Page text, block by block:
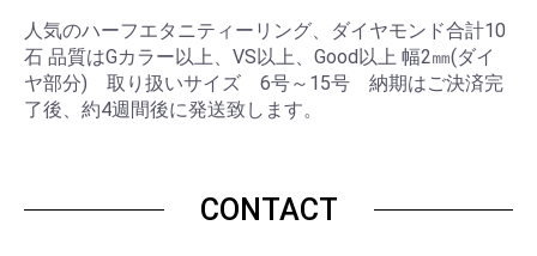
人気のハーフエタニティーリング、ダイヤモンド合計10
石 品質はGカラー以上、VS以上、Good以上 幅2㎜(ダイ
ヤ部分) 取り扱いサイズ 6号～15号 納期はご決済完
了後、約4週間後に発送致します。
CONTACT